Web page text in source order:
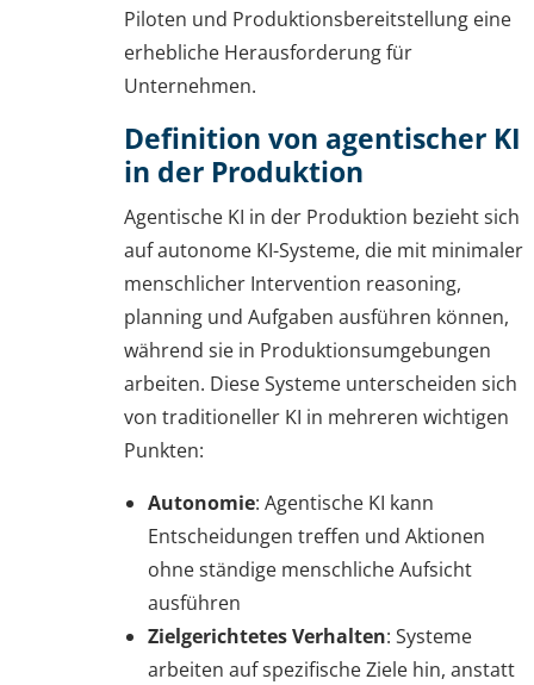
Piloten und Produktionsbereitstellung eine
erhebliche Herausforderung für
Unternehmen.
Definition von agentischer KI
in der Produktion
Agentische KI in der Produktion bezieht sich
auf autonome KI-Systeme, die mit minimaler
menschlicher Intervention reasoning,
planning und Aufgaben ausführen können,
während sie in Produktionsumgebungen
arbeiten. Diese Systeme unterscheiden sich
von traditioneller KI in mehreren wichtigen
Punkten:
Autonomie: Agentische KI kann
Entscheidungen treffen und Aktionen
ohne ständige menschliche Aufsicht
ausführen
Zielgerichtetes Verhalten: Systeme
arbeiten auf spezifische Ziele hin, anstatt